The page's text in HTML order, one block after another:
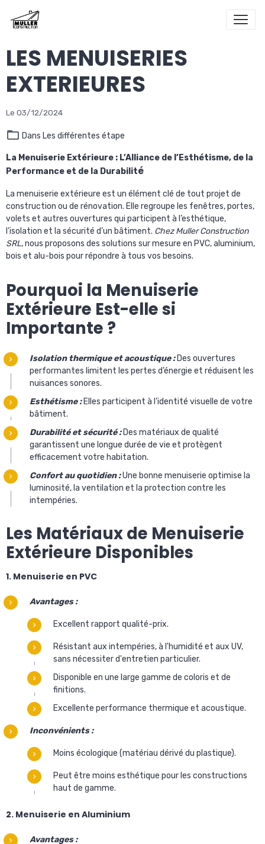
LES MENUISERIES
EXTERIEURES
Le 03/12/2024
Dans Les différentes étape
La Menuiserie Extérieure : L’Alliance de l’Esthétisme, de la
Performance et de la Durabilité
La menuiserie extérieure est un élément clé de tout projet de
construction ou de rénovation. Elle regroupe les fenêtres, portes,
volets et autres ouvertures qui participent à l’esthétique,
l’isolation et la sécurité d’un bâtiment. Chez Muller Construction
SRL, nous proposons des solutions sur mesure en PVC, aluminium,
bois et alu-bois pour répondre à tous vos besoins.
Pourquoi la Menuiserie
Extérieure Est-elle si
Importante ?
Isolation thermique et acoustique :Des ouvertures
performantes limitent les pertes d’énergie et réduisent les
nuisances sonores.
Esthétisme :Elles participent à l’identité visuelle de votre
bâtiment.
Durabilité et sécurité :Des matériaux de qualité
garantissent une longue durée de vie et protègent
efficacement votre habitation.
Confort au quotidien :Une bonne menuiserie optimise la
luminosité, la ventilation et la protection contre les
intempéries.
Les Matériaux de Menuiserie
Extérieure Disponibles
1. Menuiserie en PVC
Avantages :
Excellent rapport qualité-prix.
Résistant aux intempéries, à l'humidité et aux UV,
sans nécessiter d'entretien particulier.
Disponible en une large gamme de coloris et de
finitions.
Excellente performance thermique et acoustique.
Inconvénients :
Moins écologique (matériau dérivé du plastique).
Peut être moins esthétique pour les constructions
haut de gamme.
2. Menuiserie en Aluminium
Avantages :